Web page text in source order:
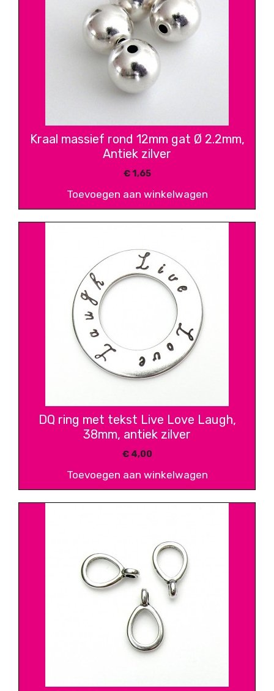
Kraal massief rond 12mm gat Ø 2.2mm,
Antiek zilver
€1,65
Toevoegen aan winkelwagen
DQ ring met tekst Live Love Laugh,
38mm, antiek zilver
€4,00
Toevoegen aan winkelwagen